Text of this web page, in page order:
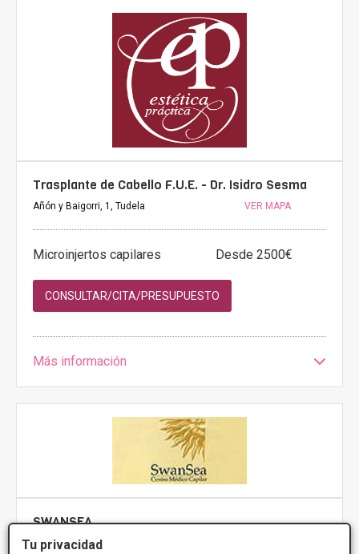
Tu privacidad
Trasplante de Cabello F.U.E. - Dr. Isidro Sesma
Añón y Baigorri, 1, Tudela VER MAPA
Microinjertos capilares Desde 2500€
CONSULTAR/CITA/PRESUPUESTO
Más información
SWANSEA
C/ Sangüesa, 2 - 1º, Pamplona